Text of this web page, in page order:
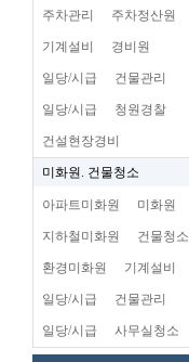
주차관리 주차정산원
기계설비 경비원
일당/시급 건물관리
일당/시급 청원경찰
건설현장경비
미화원. 건물청소
아파트미화원 미화원
지하철미화원 건물청소
환경미화원 기계설비
일당/시급 건물관리
일당/시급 사무실청소